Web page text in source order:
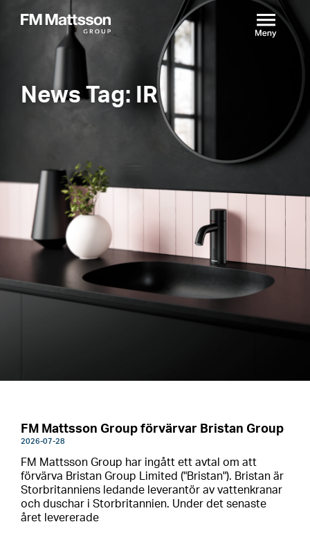
News Tag: IR
FM Mattsson Group förvärvar Bristan Group
2026-07-28
FM Mattsson Group har ingått ett avtal om att
förvärva Bristan Group Limited ("Bristan"). Bristan är
Storbritanniens ledande leverantör av vattenkranar
och duschar i Storbritannien. Under det senaste
året levererade